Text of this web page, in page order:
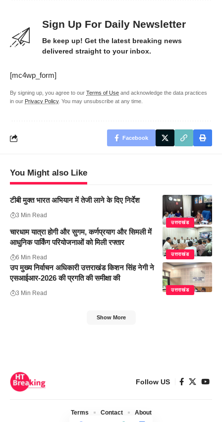
Sign Up For Daily Newsletter
Be keep up! Get the latest breaking news
delivered straight to your inbox.
[mc4wp_form]
By signing up, you agree to our Terms of Use and acknowledge the data practices
in our Privacy Policy. You may unsubscribe at any time.
Facebook
You Might also Like
उत्तराखंड
टीबी मुक्त भारत अभियान में तेजी लाने के दिए निर्देश
3 Min Read
उत्तराखंड
चारधाम यात्रा होगी और सुगम, कर्णप्रयाग और सिमली में
आधुनिक पार्किंग परियोजनाओं को मिली रफ्तार
6 Min Read
उत्तराखंड
उप मुख्य निर्वाचन अधिकारी उत्तराखंड किशन सिंह नेगी ने
एसआईआर-2026 की प्रगति की समीक्षा की
3 Min Read
Show More
Follow US
Terms Contact About